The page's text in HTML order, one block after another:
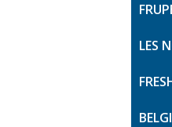
LES